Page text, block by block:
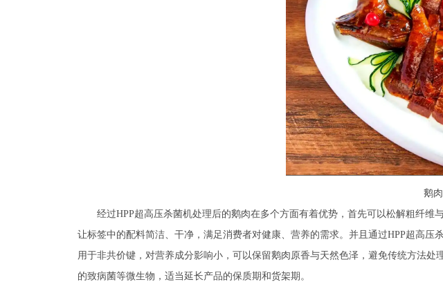
鹅
经过HPP超高压杀菌机处理后的鹅肉在多个方面有着优势，首先可以松解粗纤
让标签中的配料简洁、干净，满足消费者对健康、营养的需求。并且通过HPP超高
用于非共价键，对营养成分影响小，可以保留鹅肉原香与天然色泽，避免传统方法
的致病菌等微生物，适当延长产品的保质期和货架期。